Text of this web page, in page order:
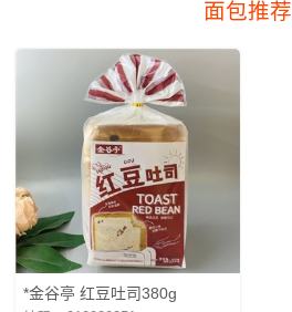
面包推荐
*金谷亭 红豆吐司380g